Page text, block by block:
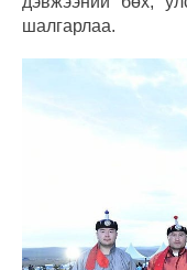
шалгарлаа.